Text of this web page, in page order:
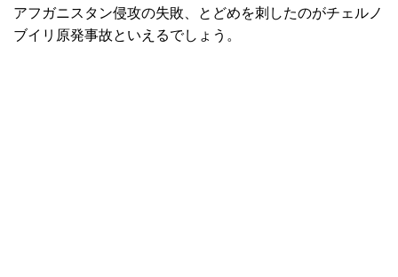
アフガニスタン侵攻の失敗、とどめを刺したのがチェルノ
ブイリ原発事故といえるでしょう。